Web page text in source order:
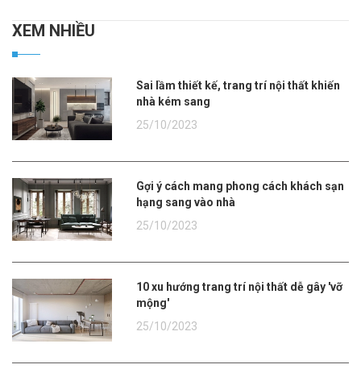
XEM NHIỀU
Sai lầm thiết kế, trang trí nội thất khiến
nhà kém sang
25/10/2023
Gợi ý cách mang phong cách khách sạn
hạng sang vào nhà
25/10/2023
10 xu hướng trang trí nội thất dễ gây 'vỡ
mộng'
25/10/2023